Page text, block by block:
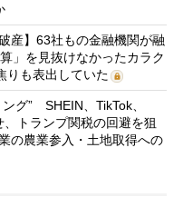
産】63社もの金融機関が融
」を見抜けなかったカラク
りも表出していた
グ” SHEIN、TikTok、
トランプ関税の回避を狙
の農業参入・土地取得への